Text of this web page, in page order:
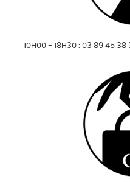
10H00 - 18H30 : 03 89 45 38